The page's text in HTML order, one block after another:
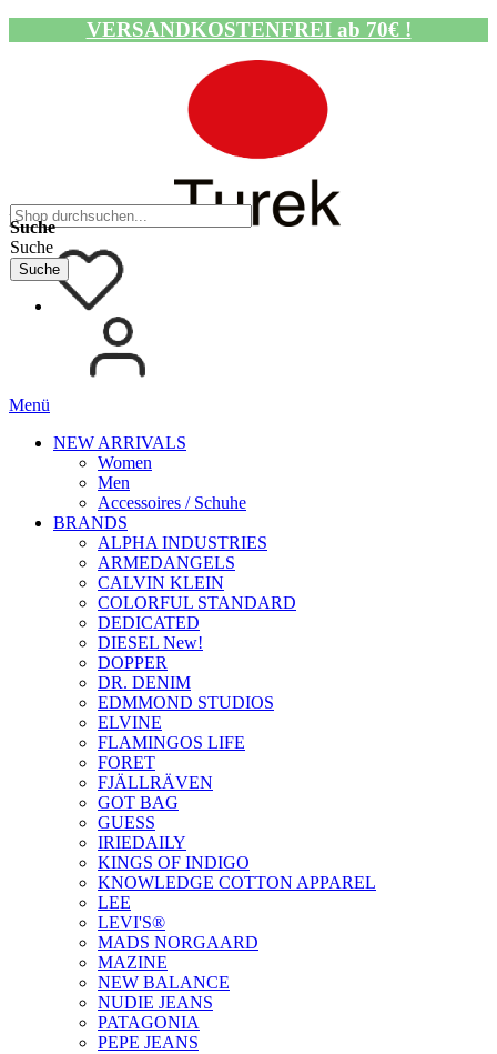
VERSANDKOSTENFREI ab 70€ !
Navigation umschalten
Suche
Suche
Suche
Menü
NEW ARRIVALS
Women
Men
Accessoires / Schuhe
BRANDS
ALPHA INDUSTRIES
ARMEDANGELS
CALVIN KLEIN
COLORFUL STANDARD
DEDICATED
DIESEL New!
DOPPER
DR. DENIM
EDMMOND STUDIOS
ELVINE
FLAMINGOS LIFE
FORET
FJÄLLRÄVEN
GOT BAG
GUESS
IRIEDAILY
KINGS OF INDIGO
KNOWLEDGE COTTON APPAREL
LEE
LEVI'S®
MADS NORGAARD
MAZINE
NEW BALANCE
NUDIE JEANS
PATAGONIA
PEPE JEANS